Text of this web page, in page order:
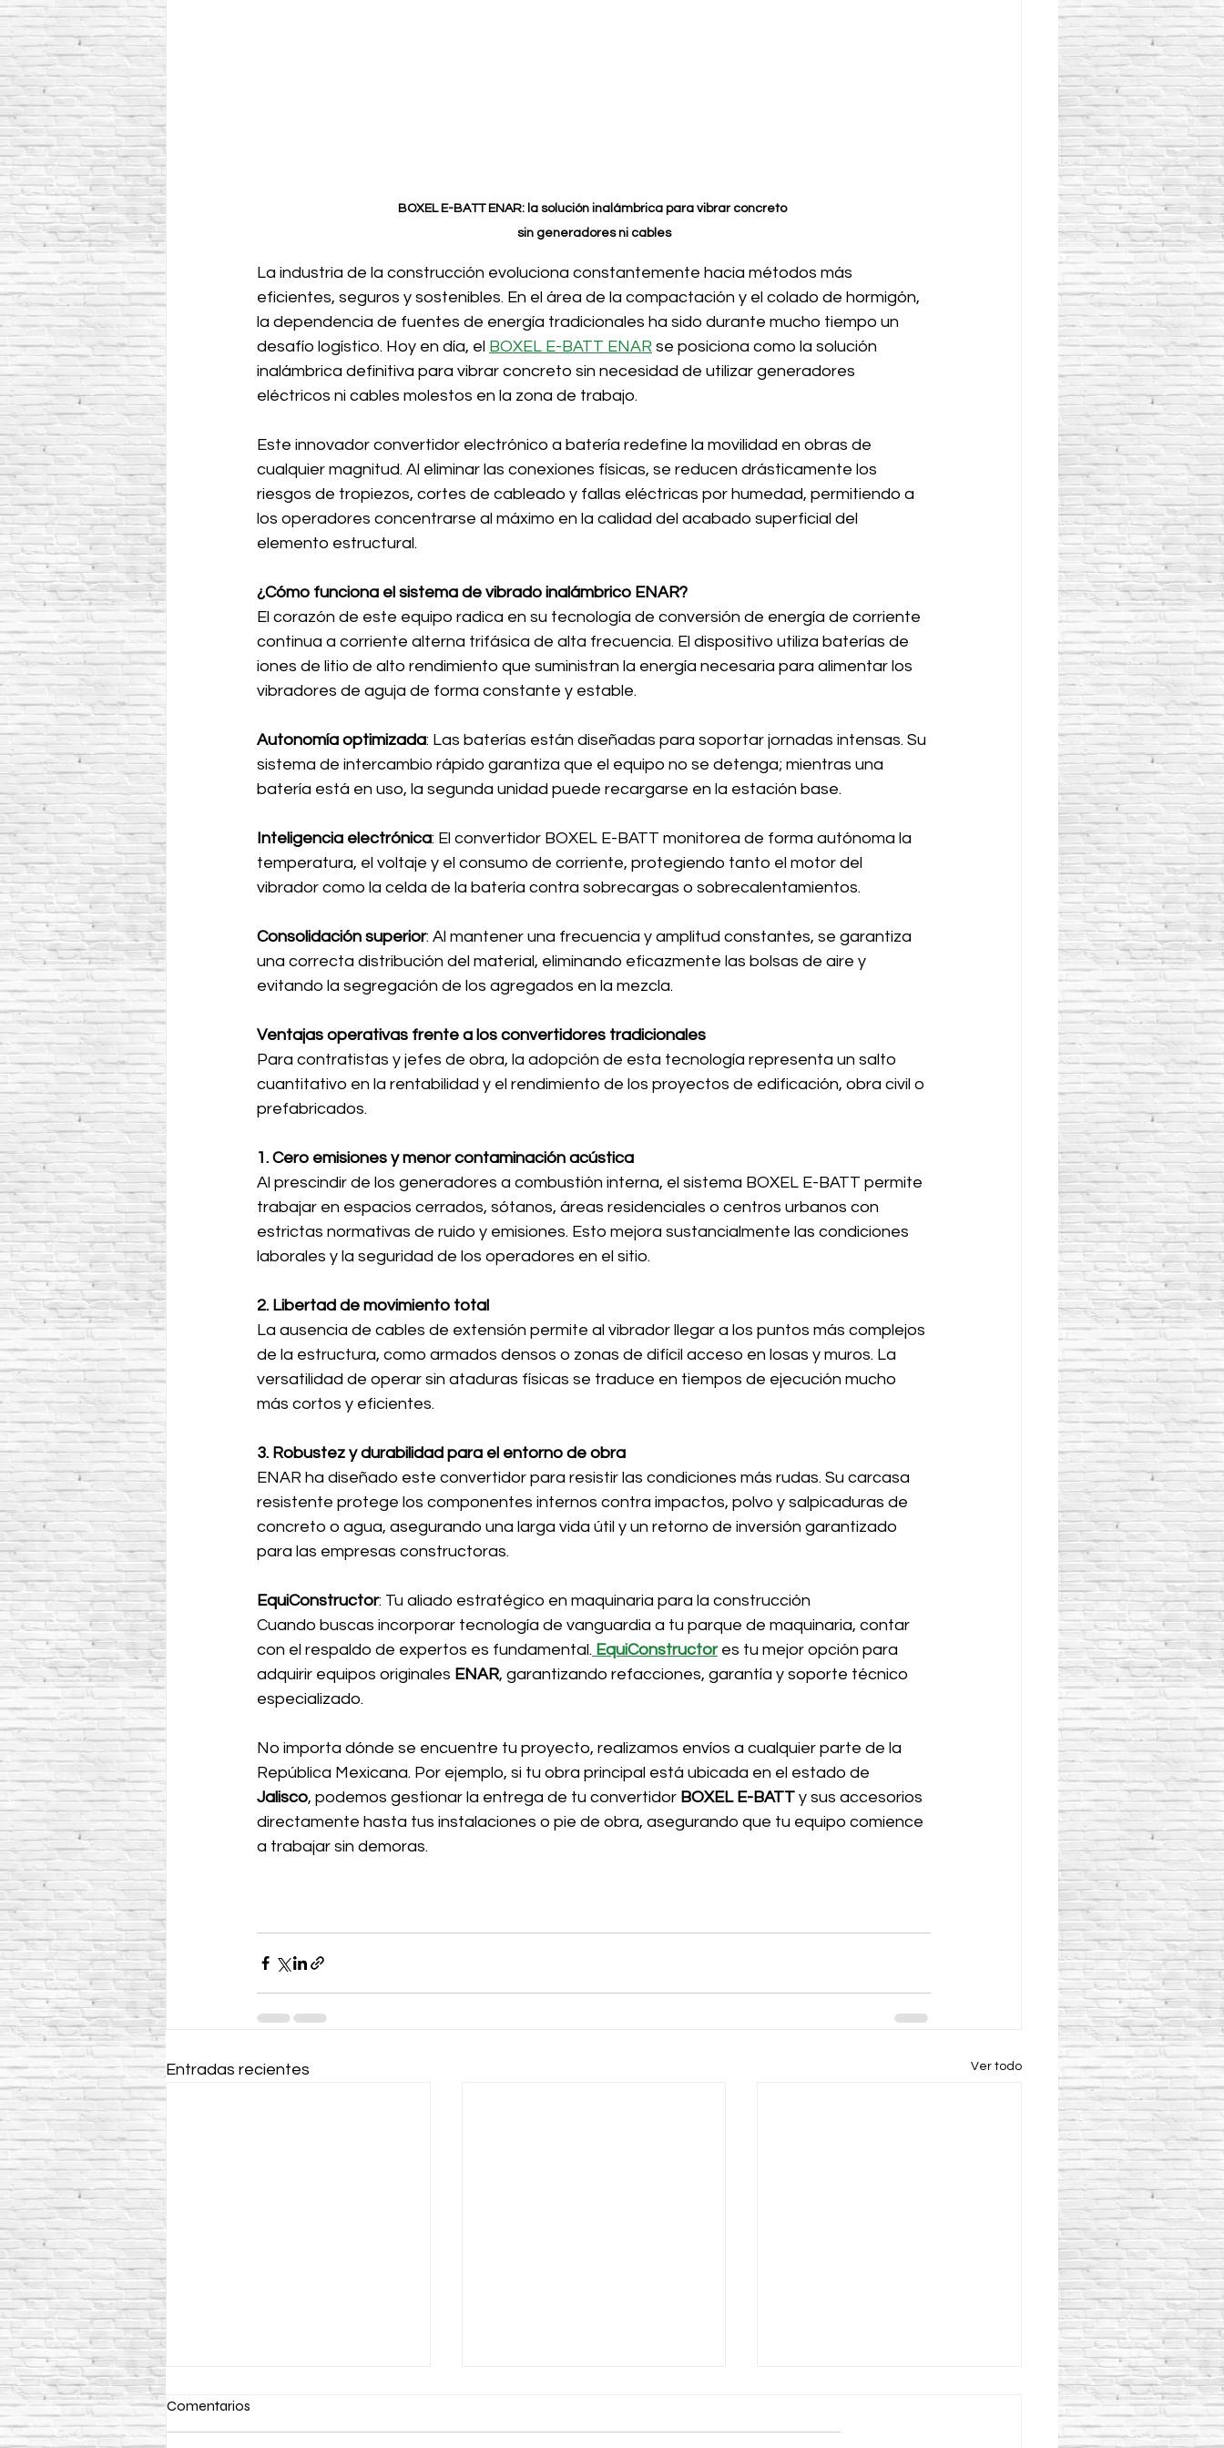
BOXEL E-BATT ENAR: la solución inalámbrica para vibrar concreto
sin generadores ni cables
La industria de la construcción evoluciona constantemente hacia métodos más
eficientes, seguros y sostenibles. En el área de la compactación y el colado de hormigón,
la dependencia de fuentes de energía tradicionales ha sido durante mucho tiempo un
desafío logístico. Hoy en día, el BOXEL E-BATT ENAR se posiciona como la solución
inalámbrica definitiva para vibrar concreto sin necesidad de utilizar generadores
eléctricos ni cables molestos en la zona de trabajo.
Este innovador convertidor electrónico a batería redefine la movilidad en obras de
cualquier magnitud. Al eliminar las conexiones físicas, se reducen drásticamente los
riesgos de tropiezos, cortes de cableado y fallas eléctricas por humedad, permitiendo a
los operadores concentrarse al máximo en la calidad del acabado superficial del
elemento estructural.
¿Cómo funciona el sistema de vibrado inalámbrico ENAR?
El corazón de este equipo radica en su tecnología de conversión de energía de corriente
continua a corriente alterna trifásica de alta frecuencia. El dispositivo utiliza baterías de
iones de litio de alto rendimiento que suministran la energía necesaria para alimentar los
vibradores de aguja de forma constante y estable.
Autonomía optimizada: Las baterías están diseñadas para soportar jornadas intensas. Su
sistema de intercambio rápido garantiza que el equipo no se detenga; mientras una
batería está en uso, la segunda unidad puede recargarse en la estación base.
Inteligencia electrónica: El convertidor BOXEL E-BATT monitorea de forma autónoma la
temperatura, el voltaje y el consumo de corriente, protegiendo tanto el motor del
vibrador como la celda de la batería contra sobrecargas o sobrecalentamientos.
Consolidación superior: Al mantener una frecuencia y amplitud constantes, se garantiza
una correcta distribución del material, eliminando eficazmente las bolsas de aire y
evitando la segregación de los agregados en la mezcla.
Ventajas operativas frente a los convertidores tradicionales
Para contratistas y jefes de obra, la adopción de esta tecnología representa un salto
cuantitativo en la rentabilidad y el rendimiento de los proyectos de edificación, obra civil o
prefabricados.
1. Cero emisiones y menor contaminación acústica
Al prescindir de los generadores a combustión interna, el sistema BOXEL E-BATT permite
trabajar en espacios cerrados, sótanos, áreas residenciales o centros urbanos con
estrictas normativas de ruido y emisiones. Esto mejora sustancialmente las condiciones
laborales y la seguridad de los operadores en el sitio.
2. Libertad de movimiento total
La ausencia de cables de extensión permite al vibrador llegar a los puntos más complejos
de la estructura, como armados densos o zonas de difícil acceso en losas y muros. La
versatilidad de operar sin ataduras físicas se traduce en tiempos de ejecución mucho
más cortos y eficientes.
3. Robustez y durabilidad para el entorno de obra
ENAR ha diseñado este convertidor para resistir las condiciones más rudas. Su carcasa
resistente protege los componentes internos contra impactos, polvo y salpicaduras de
concreto o agua, asegurando una larga vida útil y un retorno de inversión garantizado
para las empresas constructoras.
EquiConstructor: Tu aliado estratégico en maquinaria para la construcción
Cuando buscas incorporar tecnología de vanguardia a tu parque de maquinaria, contar
con el respaldo de expertos es fundamental. EquiConstructor es tu mejor opción para
adquirir equipos originales ENAR, garantizando refacciones, garantía y soporte técnico
especializado.
No importa dónde se encuentre tu proyecto, realizamos envíos a cualquier parte de la
República Mexicana. Por ejemplo, si tu obra principal está ubicada en el estado de
Jalisco, podemos gestionar la entrega de tu convertidor BOXEL E-BATT y sus accesorios
directamente hasta tus instalaciones o pie de obra, asegurando que tu equipo comience
a trabajar sin demoras.
Entradas recientes Ver todo
Comentarios